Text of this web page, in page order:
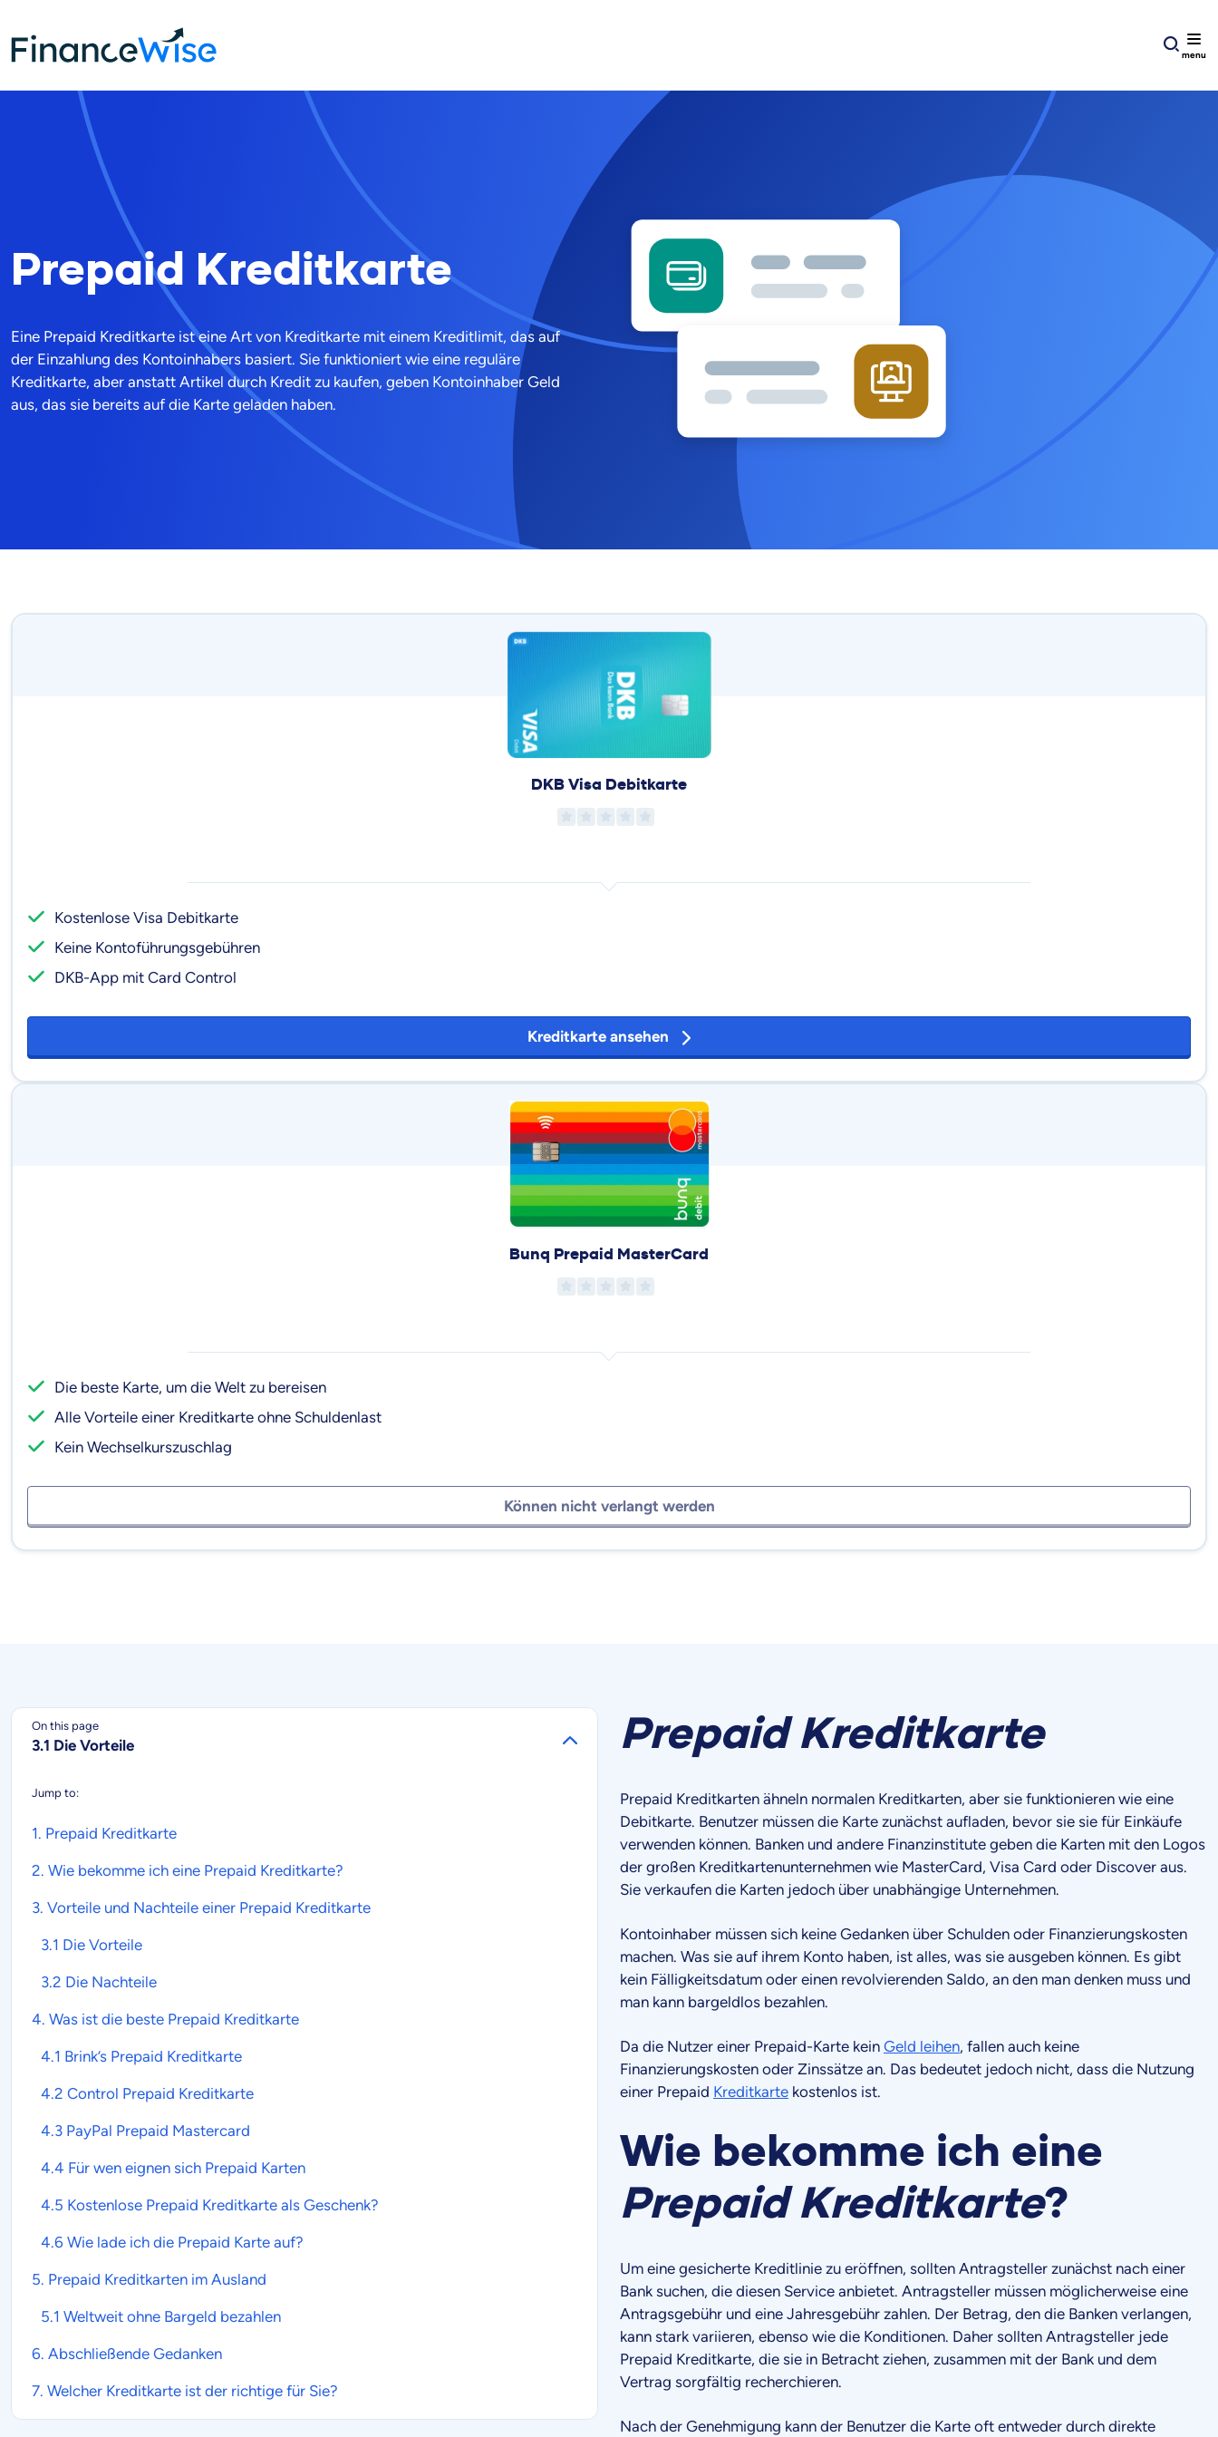
Prepaid kreditkarten
Prepaid Kreditkarte
Eine Prepaid Kreditkarte ist eine Art von Kreditkarte mit einem Kreditlimit, das auf
der Einzahlung des Kontoinhabers basiert. Sie funktioniert wie eine reguläre
Kreditkarte, aber anstatt Artikel durch Kredit zu kaufen, geben Kontoinhaber Geld
aus, das sie bereits auf die Karte geladen haben.
DKB Visa Debitkarte
Kostenlose Visa Debitkarte
Keine Kontoführungs­gebühren
DKB-App mit Card Control
Kreditkarte ansehen
Bunq Prepaid MasterCard
Die beste Karte, um die Welt zu bereisen
Alle Vorteile einer Kreditkarte ohne Schuldenlast
Kein Wechselkurszuschlag
Können nicht verlangt werden
On this page
3.1 Die Vorteile
Jump to:
1. Prepaid Kreditkarte
2. Wie bekomme ich eine Prepaid Kreditkarte?
3. Vorteile und Nachteile einer Prepaid Kreditkarte
3.1 Die Vorteile
3.2 Die Nachteile
4. Was ist die beste Prepaid Kreditkarte
4.1 Brink’s Prepaid Kreditkarte
4.2 Control Prepaid Kreditkarte
4.3 PayPal Prepaid Mastercard
4.4 Für wen eignen sich Prepaid Karten
4.5 Kostenlose Prepaid Kreditkarte als Geschenk?
4.6 Wie lade ich die Prepaid Karte auf?
5. Prepaid Kreditkarten im Ausland
5.1 Weltweit ohne Bargeld bezahlen
6. Abschließende Gedanken
7. Welcher Kreditkarte ist der richtige für Sie?
Prepaid Kreditkarte
Prepaid Kreditkarten ähneln normalen Kreditkarten, aber sie funktionieren wie eine
Debitkarte. Benutzer müssen die Karte zunächst aufladen, bevor sie sie für Einkäufe
verwenden können. Banken und andere Finanzinstitute geben die Karten mit den Logos
der großen Kreditkartenunternehmen wie MasterCard, Visa Card oder Discover aus.
Sie verkaufen die Karten jedoch über unabhängige Unternehmen.
Kontoinhaber müssen sich keine Gedanken über Schulden oder Finanzierungskosten
machen. Was sie auf ihrem Konto haben, ist alles, was sie ausgeben können. Es gibt
kein Fälligkeitsdatum oder einen revolvierenden Saldo, an den man denken muss und
man kann bargeldlos bezahlen.
Da die Nutzer einer Prepaid-Karte kein Geld leihen, fallen auch keine
Finanzierungskosten oder Zinssätze an. Das bedeutet jedoch nicht, dass die Nutzung
einer Prepaid Kreditkarte kostenlos ist.
Wie bekomme ich eine
Prepaid Kreditkarte?
Um eine gesicherte Kreditlinie zu eröffnen, sollten Antragsteller zunächst nach einer
Bank suchen, die diesen Service anbietet. Antragsteller müssen möglicherweise eine
Antragsgebühr und eine Jahresgebühr zahlen. Der Betrag, den die Banken verlangen,
kann stark variieren, ebenso wie die Konditionen. Daher sollten Antragsteller jede
Prepaid Kreditkarte, die sie in Betracht ziehen, zusammen mit der Bank und dem
Vertrag sorgfältig recherchieren.
Nach der Genehmigung kann der Benutzer die Karte oft entweder durch direkte